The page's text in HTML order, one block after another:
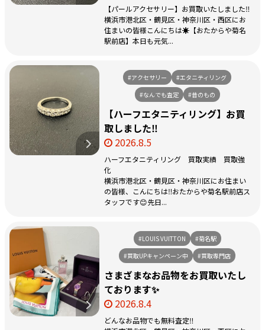
【パールアクセサリー】お買取いたしました‼️
横浜市港北区・鶴見区・神奈川区・西区にお
住まいの皆様こんにちは☀️【おたからや菊名
駅前店】本日も元気...
#アクセサリー
#エタニティリング
#なんでも査定
#昔のもの
【ハーフエタニティリング】お買
取しました‼️
2026.8.5
ハーフエタニティリング 買取実績 買取強
化
横浜市港北区・鶴見区・神奈川区にお住まい
の皆様、こんにちは‼️おたからや菊名駅前店ス
タッフです😊先日...
#LOUIS VUITTON
#菊名駅
#買取UPキャンペーン中
#買取専門店
さまざまなお品物をお買取いたし
ております✨
2026.8.4
どんなお品物でも無料査定‼️